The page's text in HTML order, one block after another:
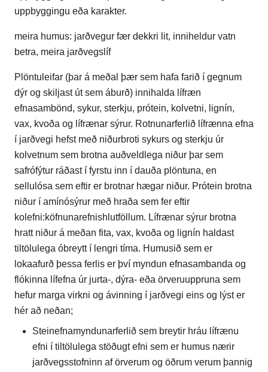
uppbyggingu eða karakter.
meira humus: jarðvegur fær dekkri lit, inniheldur vatn
betra, meira jarðvegslíf
Plöntuleifar (þar á meðal þær sem hafa farið í gegnum
dýr og skiljast út sem áburð) innihalda lífræn
efnasambönd, sykur, sterkju, prótein, kolvetni, lignín,
vax, kvoða og lífrænar sýrur. Rotnunarferlið lífrænna efna
í jarðvegi hefst með niðurbroti sykurs og sterkju úr
kolvetnum sem brotna auðveldlega niður þar sem
safrófýtur ráðast í fyrstu inn í dauða plöntuna, en
sellulósa sem eftir er brotnar hægar niður. Prótein brotna
niður í amínósýrur með hraða sem fer eftir
kolefni:köfnunarefnishlutföllum. Lífrænar sýrur brotna
hratt niður á meðan fita, vax, kvoða og lignín haldast
tiltölulega óbreytt í lengri tíma. Humusið sem er
lokaafurð þessa ferlis er því myndun efnasambanda og
flókinna lífefna úr jurta-, dýra- eða örveruuppruna sem
hefur marga virkni og ávinning í jarðvegi eins og lýst er
hér að neðan;
Steinefnamyndunarferlið sem breytir hráu lífrænu
efni í tiltölulega stöðugt efni sem er humus nærir
jarðvegsstofninn af örverum og öðrum verum þannig